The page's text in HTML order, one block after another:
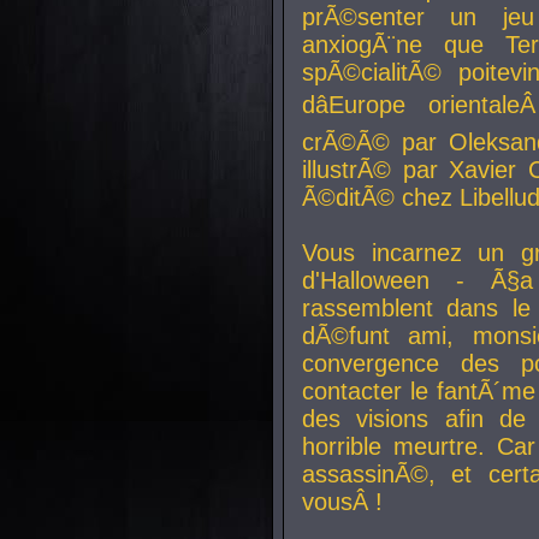
prÃ©senter un
anxiogÃ¨ne que
spÃ©cialitÃ©
dâEurope
crÃ©Ã© par
illustrÃ© par Xavier
Ã©ditÃ© chez
Vous incarnez un
d'Halloween -
rassemblent dans
dÃ©funt ami,
convergence des
contacter le
des visions afin
horrible meurtre.
assassinÃ©, et
vousÂ !